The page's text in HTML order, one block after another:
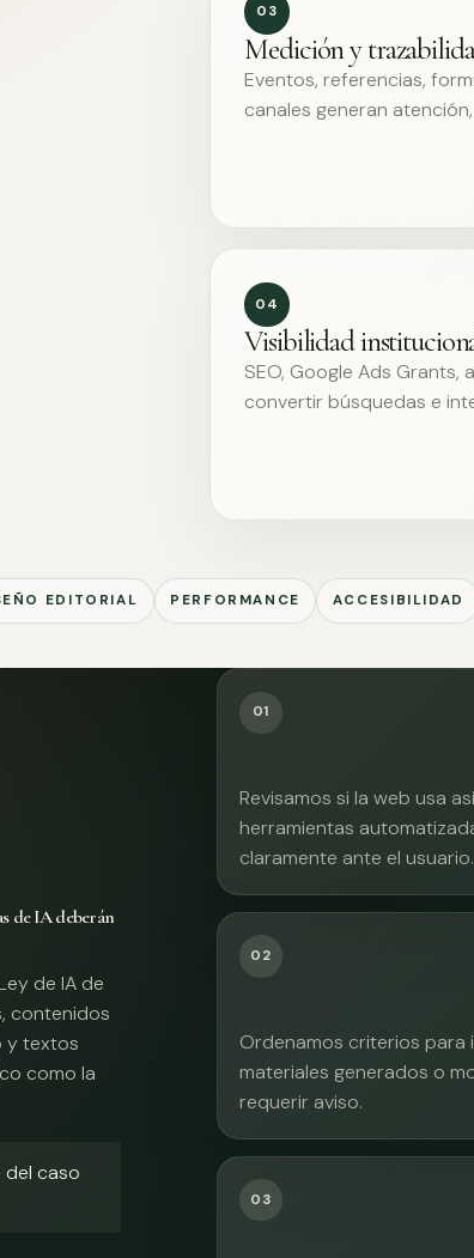
03
Medición y
Eventos, referencias,
canales generan
04
Visibilidad
SEO, Google Ads
convertir búsquedas e
EDITORIAL PERFORMANCE ACCESIBILIDAD
de IA deberán
de IA de
contenidos
y textos
como la
del caso
01
Revisamos si la web usa
herramientas
claramente ante el usuario.
02
Ordenamos criterios para
materiales generados o
requerir aviso.
03